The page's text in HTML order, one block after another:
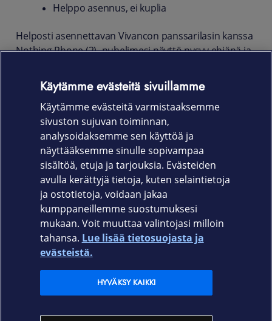
Helppo asennus, ei kuplia
Helposti asennettavan Vivancon panssarilasin kanssa
Nothing Phone (2) -puhelimesi näyttö pysyy ehjänä ja
naarmuuntumaton suojalasi on valmistettu
karkaistusta lasista. Näytönsuojan käsitelty pinta
ehkäisee sormenjälkiä ja pitää näytön puhtaana.
Tuotekoodi
63944
Elisa.fi
Käytämme evästeitä sivuillamme
Käytämme evästeitä varmistaaksemme
sivuston sujuvan toiminnan,
analysoidaksemme sen käyttöä ja
näyttääksemme sinulle sopivampaa
sisältöä, etuja ja tarjouksia. Evästeiden
avulla kerättyjä tietoja, kuten selaintietoja
ja ostotietoja, voidaan jakaa
kumppaneillemme suostumuksesi
mukaan. Voit muuttaa valintojasi milloin
tahansa. Lue lisää tietosuojasta ja
evästeistä.
HYVÄKSY KAIKKI